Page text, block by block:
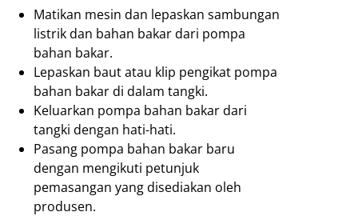
Matikan mesin dan lepaskan sambungan
listrik dan bahan bakar dari pompa
bahan bakar.
Lepaskan baut atau klip pengikat pompa
bahan bakar di dalam tangki.
Keluarkan pompa bahan bakar dari
tangki dengan hati-hati.
Pasang pompa bahan bakar baru
dengan mengikuti petunjuk
pemasangan yang disediakan oleh
produsen.